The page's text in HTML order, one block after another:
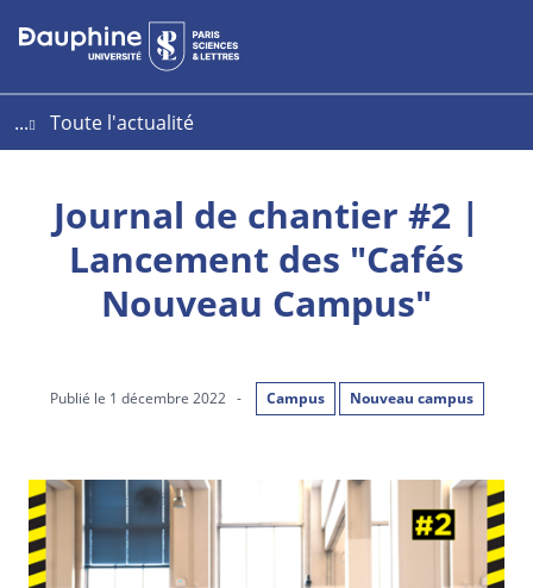
Aller
au
Aller
au
Plan
du
...
Toute l'actualité
Journal de chantier #2 |
Lancement des "Cafés
Nouveau Campus"
Publié le 1 décembre 2022 - Campus Nouveau campus